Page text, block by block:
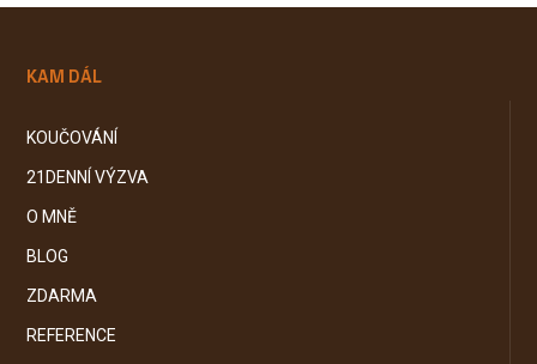
KAM DÁL
KOUČOVÁNÍ
21DENNÍ VÝZVA
O MNĚ
BLOG
ZDARMA
REFERENCE